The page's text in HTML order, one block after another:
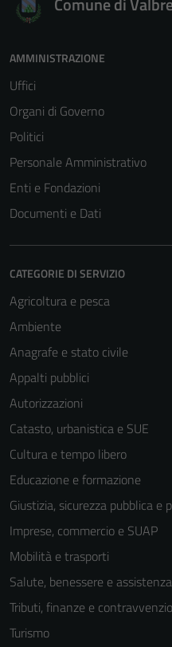
AMMINISTRAZIONE
Uffici
Organi di Governo
Politici
Personale Amministrativo
Enti e Fondazioni
Documenti e Dati
CATEGORIE DI SERVIZIO
Agricoltura e pesca
Ambiente
Anagrafe e stato civile
Appalti pubblici
Autorizzazioni
Catasto, urbanistica e SUE
Cultura e tempo libero
Educazione e formazione
Giustizia, sicurezza pubblica e
Imprese, commercio e SUAP
Mobilità e trasporti
Salute, benessere e assistenza
Tributi, finanze e
Turismo